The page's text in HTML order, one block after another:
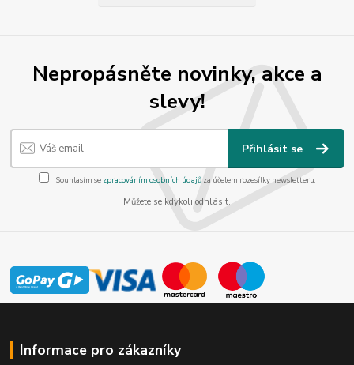
Nepropásněte novinky, akce a
slevy!
Přihlásit se
Souhlasím se zpracováním osobních údajůza účelem rozesílky newsletteru.
Můžete se kdykoli odhlásit.
Informace pro zákazníky